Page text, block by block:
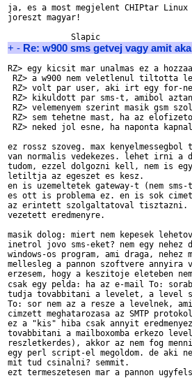
ja, es a most megjelent CHIPtar
joreszt magyar!
+ - Re: w900 sms getvej vagy amit
RZ> egy kicsit mar unalmas ez a
RZ> a w900 nem veletlenul tiltotta
RZ> volt par user, aki irt egy for-
RZ> kikuldott par sms-t, amibol
RZ> velemenyem szerint masik gsm
RZ> sem tehetne mast, ha az
RZ> neked jol esne, ha naponta
ez rossz szoveg. max
van normalis vedekezes. lehet irni a
tudom, ezzel dolgozni kell, nem is
letiltja az egeszet es kesz.
en is uzemeltetek gateway-t (nem
es ott is problema ez. en is sok
az erintett szolgaltatoval tisztazni.
vezetett eredmenyre.
masik dolog: miert nem kepesek
inetrol jovo sms-eket? nem egy
windows-os program, ami draga,
mellesleg a pannon szoftvere annyira
erzesem, hogy a keszitoje eleteben
csak egy pelda: ha az e-mail To:
tudja tovabbitani a levelet, a level
To: sor nem az a resze a levelnek,
cimzett meghatarozasa az SMTP
ez a "kis" hiba csak annyit
tovabbitani a mailboxomba erkezo
reszletkerdes), akkor az nem fog
egy perl script-el megoldom. de aki
mit tud csinalni? semmit.
ezt termeszetesen mar a pannon